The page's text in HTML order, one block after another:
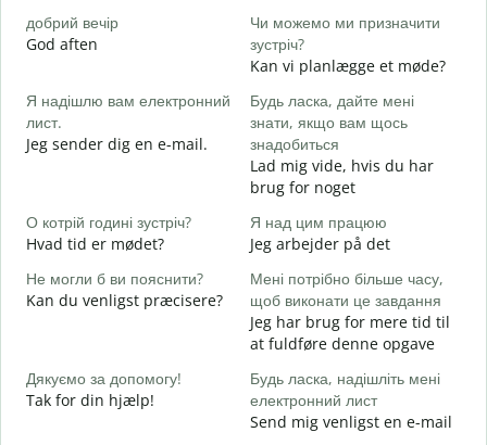
добрий вечір
God aften
Чи можемо ми призначити
зустріч?
Kan vi planlægge et møde?
Я надішлю вам електронний
лист.
Jeg sender dig en e-mail.
Будь ласка, дайте мені
знати, якщо вам щось
знадобиться
Lad mig vide, hvis du har
brug for noget
О котрій годині зустріч?
Hvad tid er mødet?
Я над цим працюю
Jeg arbejder på det
Не могли б ви пояснити?
Kan du venligst præcisere?
Мені потрібно більше часу,
щоб виконати це завдання
Jeg har brug for mere tid til
at fuldføre denne opgave
Дякуємо за допомогу!
Tak for din hjælp!
Будь ласка, надішліть мені
електронний лист
Send mig venligst en e-mail